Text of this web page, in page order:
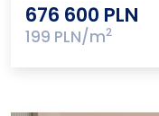
676 600 PLN
199 PLN/m2